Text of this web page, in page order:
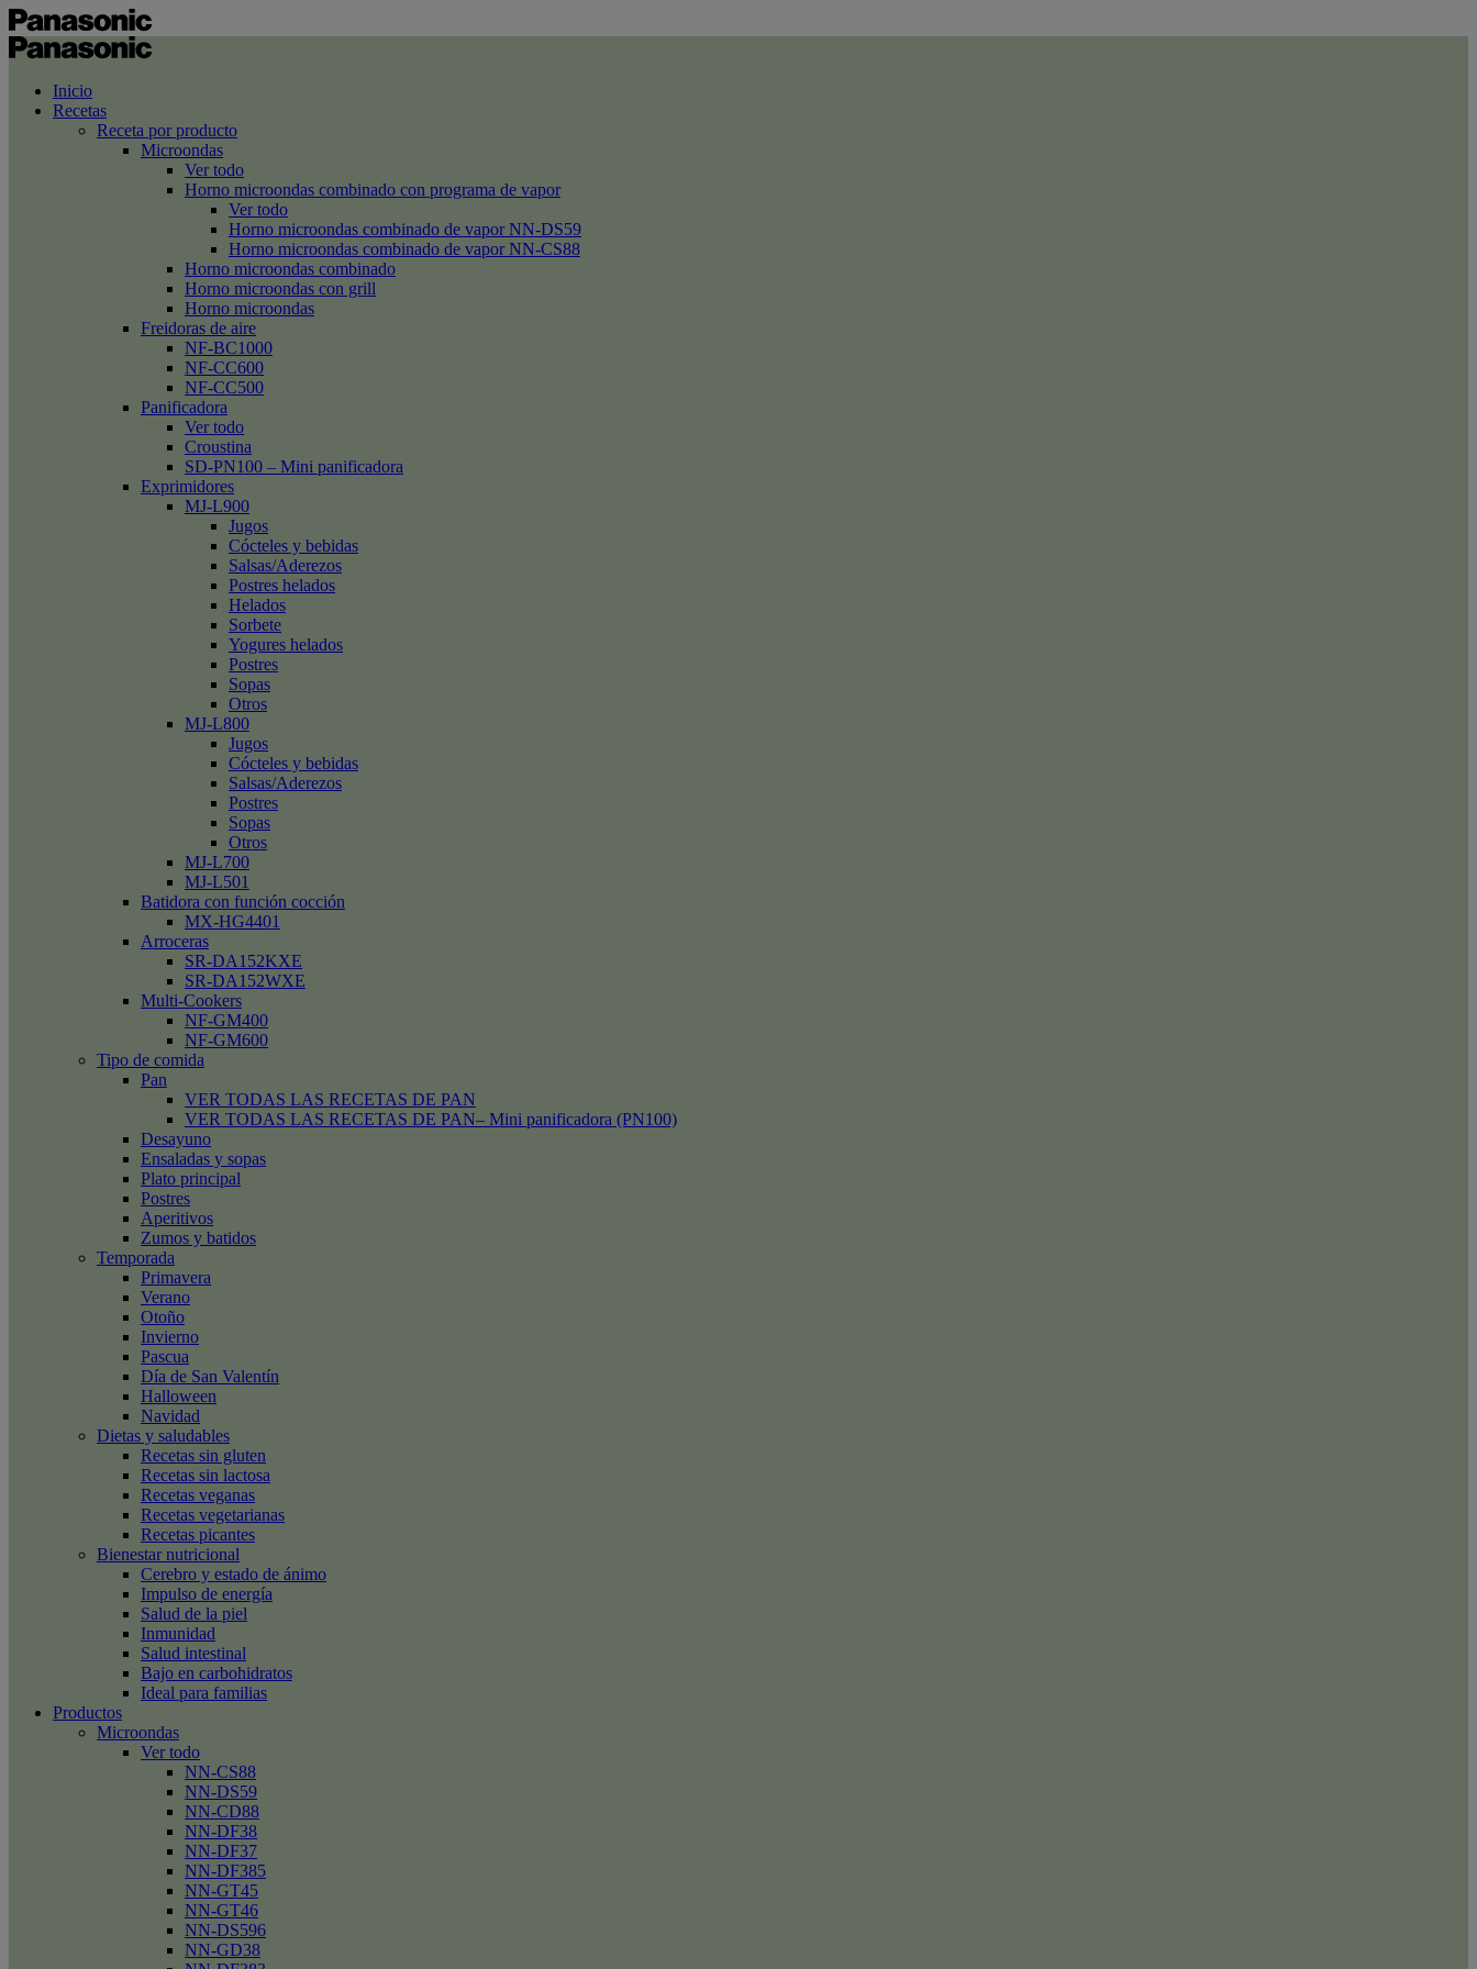
Inicio
Recetas
Receta por producto
Microondas
Ver todo
Horno microondas combinado con programa de vapor
Ver todo
Horno microondas combinado de vapor NN-DS59
Horno microondas combinado de vapor NN-CS88
Horno microondas combinado
Horno microondas con grill
Horno microondas
Freidoras de aire
NF-BC1000
NF-CC600
NF-CC500
Panificadora
Ver todo
Croustina
SD-PN100 – Mini panificadora
Exprimidores
MJ-L900
Jugos
Cócteles y bebidas
Salsas/Aderezos
Postres helados
Helados
Sorbete
Yogures helados
Postres
Sopas
Otros
MJ-L800
Jugos
Cócteles y bebidas
Salsas/Aderezos
Postres
Sopas
Otros
MJ-L700
MJ-L501
Batidora con función cocción
MX-HG4401
Arroceras
SR-DA152KXE
SR-DA152WXE
Multi-Cookers
NF-GM400
NF-GM600
Tipo de comida
Pan
VER TODAS LAS RECETAS DE PAN
VER TODAS LAS RECETAS DE PAN– Mini panificadora (PN100)
Desayuno
Ensaladas y sopas
Plato principal
Postres
Aperitivos
Zumos y batidos
Temporada
Primavera
Verano
Otoño
Invierno
Pascua
Día de San Valentín
Halloween
Navidad
Dietas y saludables
Recetas sin gluten
Recetas sin lactosa
Recetas veganas
Recetas vegetarianas
Recetas picantes
Bienestar nutricional
Cerebro y estado de ánimo
Impulso de energía
Salud de la piel
Inmunidad
Salud intestinal
Bajo en carbohidratos
Ideal para familias
Productos
Microondas
Ver todo
NN-CS88
NN-DS59
NN-CD88
NN-DF38
NN-DF37
NN-DF385
NN-GT45
NN-GT46
NN-DS596
NN-GD38